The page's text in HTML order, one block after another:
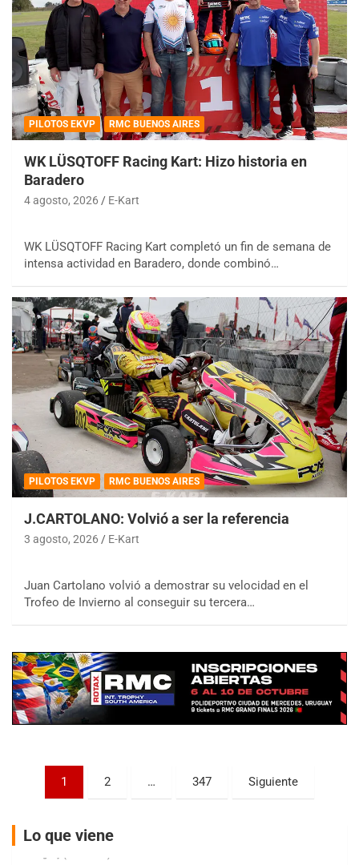
PILOTOS EKVP RMC BUENOS AIRES
WK LÜSQTOFF Racing Kart: Hizo historia en
Baradero
4 agosto, 2026 E-Kart
WK LÜSQTOFF Racing Kart completó un fin de semana de
intensa actividad en Baradero, donde combinó…
PILOTOS EKVP RMC BUENOS AIRES
J.CARTOLANO: Volvió a ser la referencia
3 agosto, 2026 E-Kart
Juan Cartolano volvió a demostrar su velocidad en el
Trofeo de Invierno al conseguir su tercera…
Paginación
entradas
1 2 … 347 Siguiente
Lo que viene
COBERTURA ESPECIAL DE E-KART.COM.AR
08/09-AGO
IAME SERIES ARGENTINA 6
Baradero (Buenos Aires)
KDO - F6
Ciudad de Trenque Lauquen (Asfalto)
Trenque Lauquen (Buenos Aires)
Parque de la Velocidad (Asfalto)
Villaguay (Entre Ríos)
El Cerro (Tierra)
Victoria (Entre Ríos)